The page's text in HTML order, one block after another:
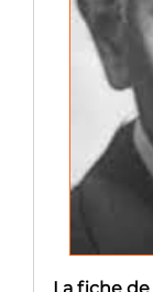
La fiche de